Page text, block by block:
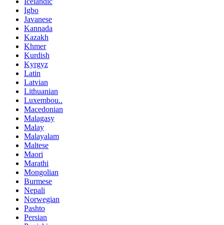
Igbo
Javanese
Kannada
Kazakh
Khmer
Kurdish
Kyrgyz
Latin
Latvian
Lithuanian
Luxembou..
Macedonian
Malagasy
Malay
Malayalam
Maltese
Maori
Marathi
Mongolian
Burmese
Nepali
Norwegian
Pashto
Persian